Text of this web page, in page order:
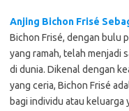
Anjing Bichon Frisé
Bichon Frisé, dengan bulu
yang ramah, telah menjadi
di dunia. Dikenal dengan
yang ceria, Bichon Frisé
bagi individu atau keluarga